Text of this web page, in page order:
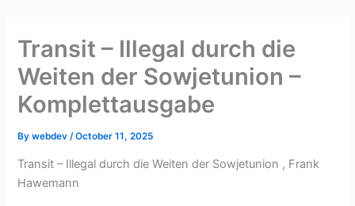
contentTransit – Illegal durch die
Weiten der Sowjetunion –
Komplettausgabe
Bywebdev /October 11, 2025
Transit – Illegal durch die Weiten der Sowjetunion , Frank
Hawemann